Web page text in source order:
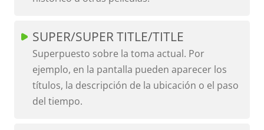
SUPER/SUPER TITLE/TITLE
Superpuesto sobre la toma actual. Por
ejemplo, en la pantalla pueden aparecer los
títulos, la descripción de la ubicación o el paso
del tiempo.